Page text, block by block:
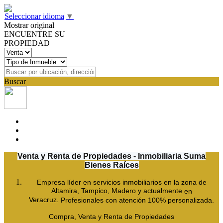
Seleccionar idioma ▼
Mostrar original
ENCUENTRE SU
PROPIEDAD
Buscar
Venta y Renta de Propiedades - Inmobiliaria Suma
Bienes Raíces
Empresa líder en servicios inmobiliarios en la zona de
Altamira, Tampico, Madero y actualmente en
Veracruz. Profesionales con atención 100% personalizada.
Compra, Venta y Renta de Propiedades